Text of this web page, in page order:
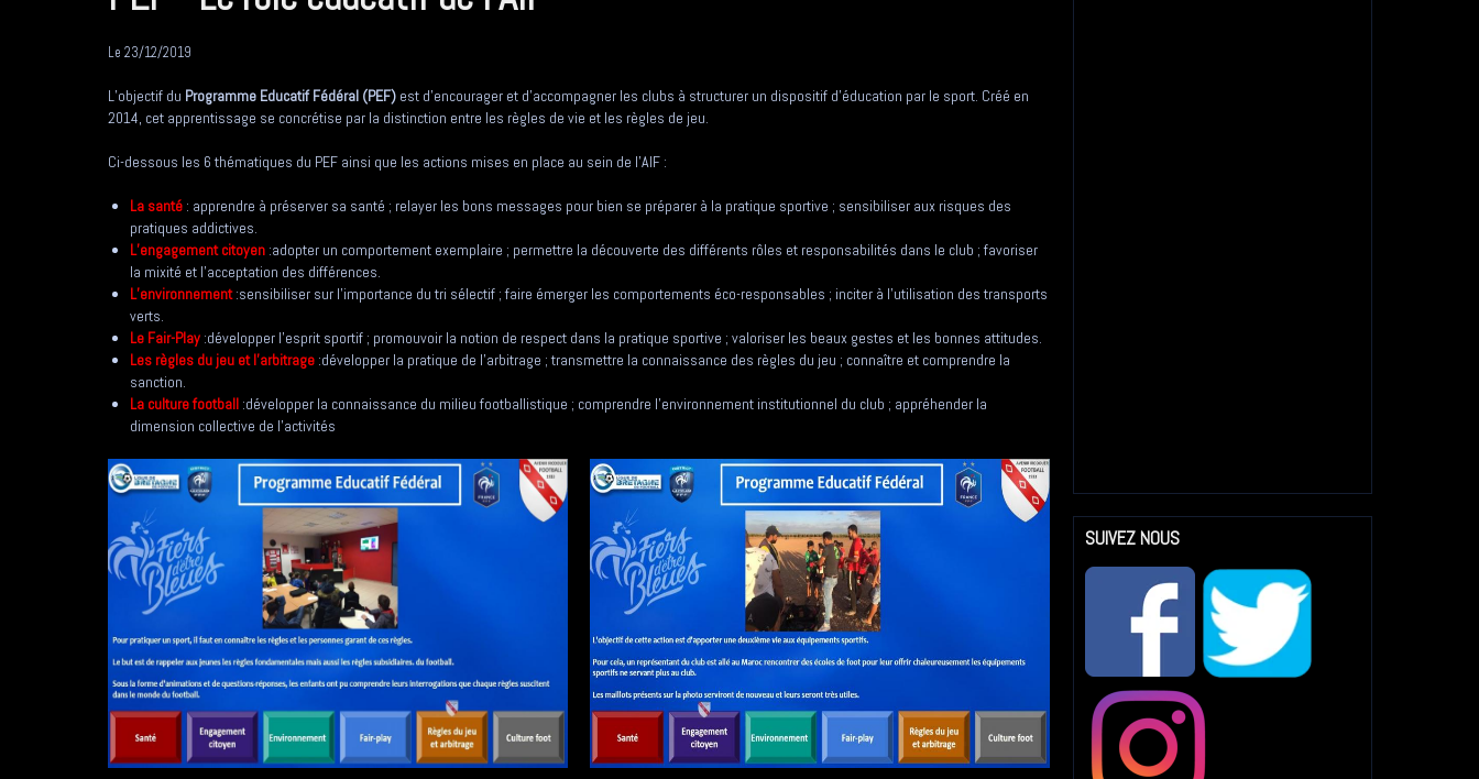
Le 23/12/2019
L’objectif du Programme Educatif Fédéral (PEF) est d’encourager et d’accompagner les clubs à structurer un dispositif d’éducation par le sport. Créé en
2014, cet apprentissage se concrétise par la distinction entre les règles de vie et les règles de jeu.
Ci-dessous les 6 thématiques du PEF ainsi que les actions mises en place au sein de l'AIF :
La santé : apprendre à préserver sa santé ; relayer les bons messages pour bien se préparer à la pratique sportive ; sensibiliser aux risques des
pratiques addictives.
L’engagement citoyen :adopter un comportement exemplaire ; permettre la découverte des différents rôles et responsabilités dans le club ; favoriser
la mixité et l’acceptation des différences.
L’environnement:sensibiliser sur l’importance du tri sélectif ; faire émerger les comportements éco-responsables ; inciter à l’utilisation des transports
verts.
Le Fair-Play :développer l’esprit sportif ; promouvoir la notion de respect dans la pratique sportive ; valoriser les beaux gestes et les bonnes attitudes.
Les règles du jeu et l’arbitrage :développer la pratique de l’arbitrage ; transmettre la connaissance des règles du jeu ; connaître et comprendre la
sanction.
La culture football :développer la connaissance du milieu footballistique ; comprendre l’environnement institutionnel du club ; appréhender la
dimension collective de l’activités
SUIVEZ NOUS